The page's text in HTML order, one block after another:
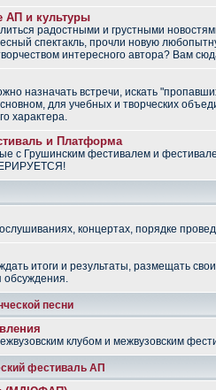
АП и культуры
радостными и грустными
спектакль, прочли новую
интересного автора? Вам
назначать встречи, искать
для учебных и творческих
характера.
и Платформа
с Грушинским фестивалем и
концертах, порядке
итоги и результаты, размещать
обсуждения.
песни
клубом и межвузовским
фестиваль АП